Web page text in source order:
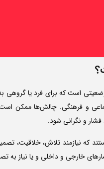
است که برای فرد یا گروهی
و فرهنگی. چالش‌ها ممکن
و نگرانی شود.
که نیازمند تلاش، خلاقیت،
خارجی و داخلی و یا نیاز به